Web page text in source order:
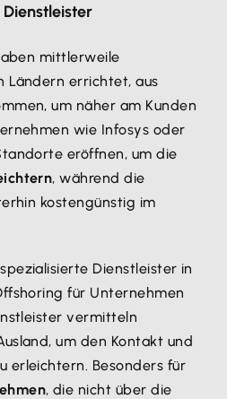
mittlerweile
Ländern errichtet, aus
um näher am Kunden
wie Infosys oder
eröffnen, um die
, während die
kostengünstig im
Dienstleister in
für Unternehmen
vermitteln
um den Kontakt und
erleichtern. Besonders für
, die nicht über die